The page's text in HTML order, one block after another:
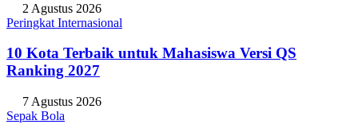
2 Agustus 2026
Peringkat Internasional
10 Kota Terbaik untuk Mahasiswa Versi QS
Ranking 2027
7 Agustus 2026
Sepak Bola